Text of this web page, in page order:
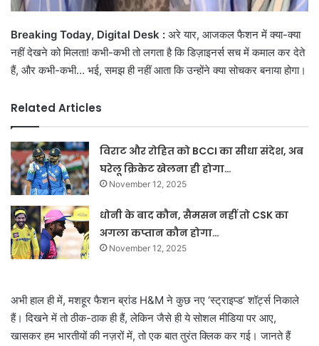
Breaking Today, Digital Desk : अरे यार, आजकल फैशन में क्या-क्या
नहीं देखने को मिलता! कभी-कभी तो लगता है कि डिज़ाइनर्स सच में कमाल कर देते
हैं, और कभी-कभी… भई, समझ ही नहीं आता कि उन्होंने क्या सोचकर बनाया होगा।
Related Articles
विराट और रोहित को BCCI का सीधा संदेश, अब
घरेलू क्रिकेट खेलना ही होगा…
November 12, 2025
धोनी के बाद कौन, सैमसन नहीं तो CSK का
अगला कप्तान कौन होगा…
November 12, 2025
अभी हाल ही में, मशहूर फैशन ब्रांड H&M ने कुछ नए ‘स्ट्राइप्ड’ शॉर्ट्स निकाले
हैं। दिखने में तो ठीक-ठाक ही हैं, लेकिन जैसे ही ये सोशल मीडिया पर आए,
खासकर हम भारतीयों की नज़रों में, तो एक बात तुरंत क्लिक कर गई। जानते हैं